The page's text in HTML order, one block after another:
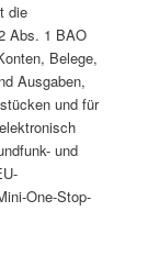
die
Abs. 1 BAO
Belege,
Ausgaben,
und für
und
One-Stop-